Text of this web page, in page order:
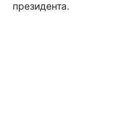
президента.